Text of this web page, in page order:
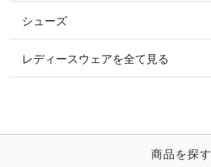
時計・財布・キーケース・革小物
ピアス・イヤリング
ピン・ブローチ・コサージュ
シューズ
レディースウェアを全て見る
商品を探す